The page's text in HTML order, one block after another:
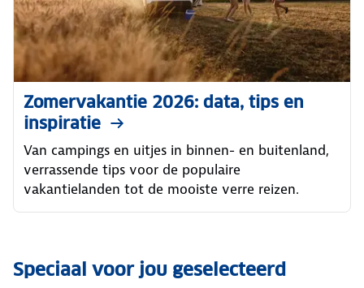
Zomervakantie 2026: data, tips en
inspiratie
Van campings en uitjes in binnen- en buitenland,
verrassende tips voor de populaire
vakantielanden tot de mooiste verre reizen.
Speciaal voor jou geselecteerd